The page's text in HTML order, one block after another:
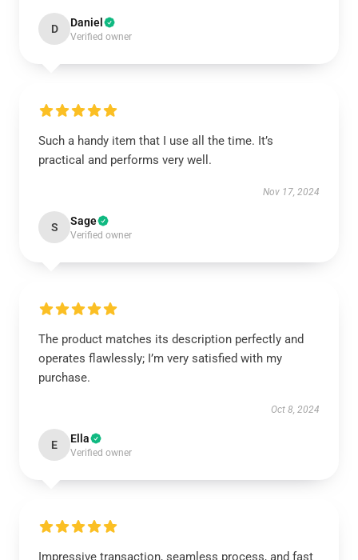
D Daniel
Verified owner
Such a handy item that I use all the time. It’s
practical and performs very well.
Nov 17, 2024
S Sage
Verified owner
The product matches its description perfectly and
operates flawlessly; I’m very satisfied with my
purchase.
Oct 8, 2024
E Ella
Verified owner
Impressive transaction, seamless process, and fast